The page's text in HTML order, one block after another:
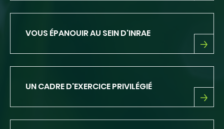
DÉCOUVRIR
L'APPUI
VOUS ÉPANOUIR AU SEIN D'INRAE
VOUS
D'INRAE
UN CADRE D'EXERCICE PRIVILÉGIÉ
UN